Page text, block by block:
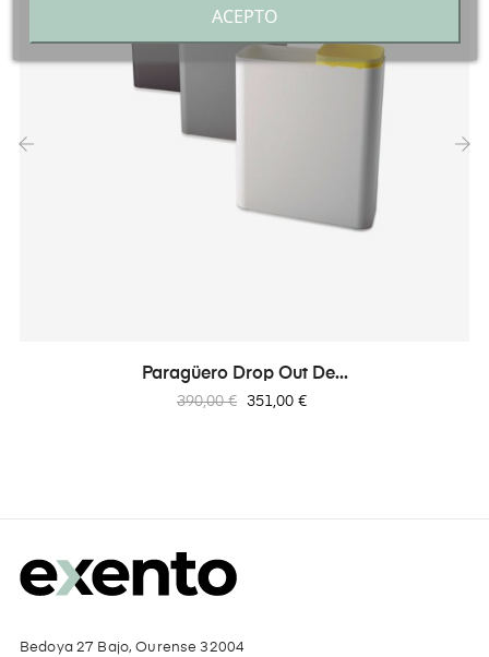
Paragüero Drop Out De...
Precio
390,00 € Precio
351,00 €
Bedoya 27 Bajo, Ourense 32004
ACEPTO